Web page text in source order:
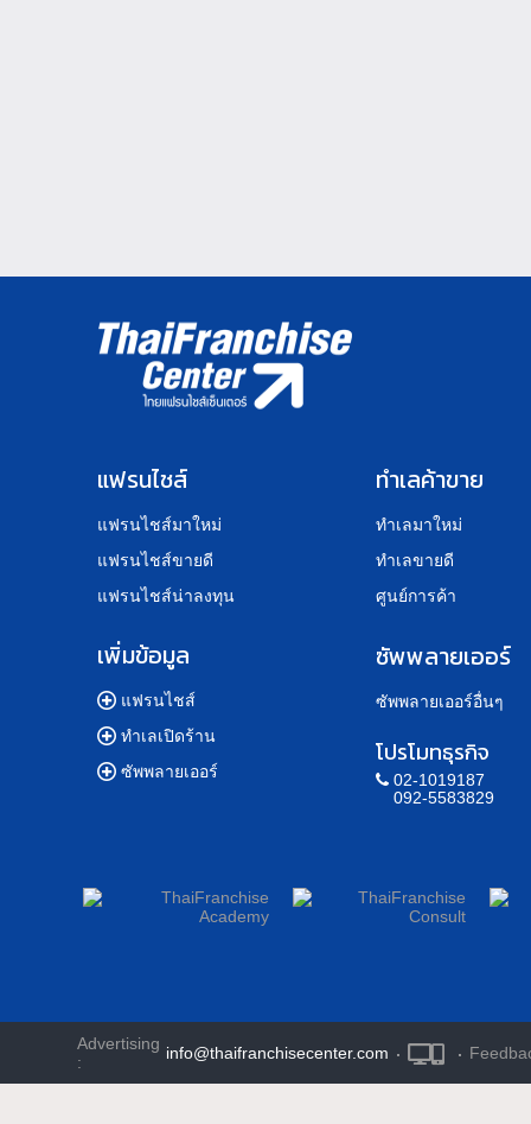
แฟรนไชส์
แฟรนไชส์มาใหม่
แฟรนไชส์ขายดี
แฟรนไชส์น่าลงทุน
เพิ่มข้อมูล
แฟรนไชส์
ทำเลเปิดร้าน
ซัพพลายเออร์
ทำเลค้าขาย
ทำเลมาใหม่
ทำเลขายดี
ศูนย์การค้า
ซัพพลายเออร์
ซัพพลายเออร์อื่นๆ
โปรโมทธุรกิจ
02-1019187
092-5583829
Advertising
:
info@thaifranchisecenter.com · ·